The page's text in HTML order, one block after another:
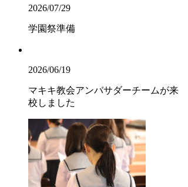
2026/07/29
学園祭準備
2026/06/19
マキキ教会アンバサダーチームが来
校しました